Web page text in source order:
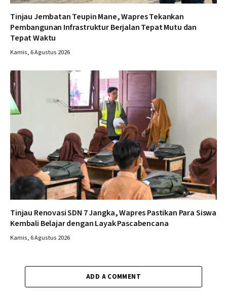
Tinjau Jembatan Teupin Mane, Wapres Tekankan
Pembangunan Infrastruktur Berjalan Tepat Mutu dan
Tepat Waktu
Kamis, 6 Agustus 2026
Tinjau Renovasi SDN 7 Jangka, Wapres Pastikan Para Siswa
Kembali Belajar dengan Layak Pascabencana
Kamis, 6 Agustus 2026
ADD A COMMENT